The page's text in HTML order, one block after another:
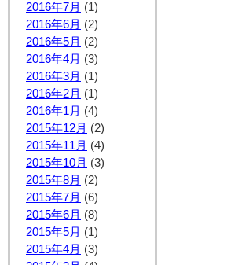
2016年7月 (1)
2016年6月 (2)
2016年5月 (2)
2016年4月 (3)
2016年3月 (1)
2016年2月 (1)
2016年1月 (4)
2015年12月 (2)
2015年11月 (4)
2015年10月 (3)
2015年8月 (2)
2015年7月 (6)
2015年6月 (8)
2015年5月 (1)
2015年4月 (3)